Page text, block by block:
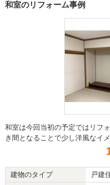
和室のリフォーム事例
和室は今回当初の予定ではリフ
き間となることで少し洋風なイ
建物のタイプ
戸建